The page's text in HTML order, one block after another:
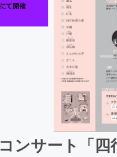
コンサート「四